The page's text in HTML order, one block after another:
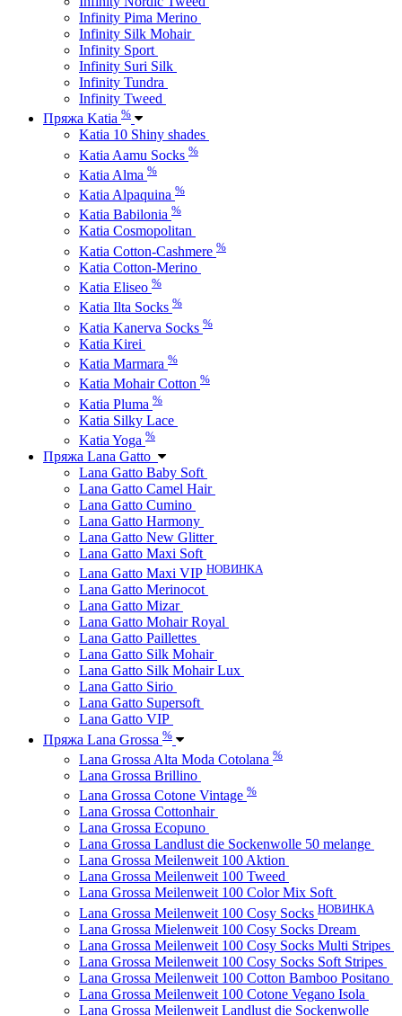
Infinity Pima Merino
Infinity Silk Mohair
Infinity Sport
Infinity Suri Silk
Infinity Tundra
Infinity Tweed
Пряжа Katia %
Katia 10 Shiny shades
Katia Aamu Socks %
Katia Alma %
Katia Alpaquina %
Katia Babilonia %
Katia Cosmopolitan
Katia Cotton-Cashmere %
Katia Cotton-Merino
Katia Eliseo %
Katia Ilta Socks %
Katia Kanerva Socks %
Katia Kirei
Katia Marmara %
Katia Mohair Cotton %
Katia Pluma %
Katia Silky Lace
Katia Yoga %
Пряжа Lana Gatto
Lana Gatto Baby Soft
Lana Gatto Camel Hair
Lana Gatto Cumino
Lana Gatto Harmony
Lana Gatto New Glitter
Lana Gatto Maxi Soft
Lana Gatto Maxi VIP НОВИНКА
Lana Gatto Merinocot
Lana Gatto Mizar
Lana Gatto Mohair Royal
Lana Gatto Paillettes
Lana Gatto Silk Mohair
Lana Gatto Silk Mohair Lux
Lana Gatto Sirio
Lana Gatto Supersoft
Lana Gatto VIP
Пряжа Lana Grossa %
Lana Grossa Alta Moda Cotolana %
Lana Grossa Brillino
Lana Grossa Cotone Vintage %
Lana Grossa Cottonhair
Lana Grossa Ecopuno
Lana Grossa Landlust die Sockenwolle 50 melange
Lana Grossa Meilenweit 100 Aktion
Lana Grossa Meilenweit 100 Tweed
Lana Grossa Meilenweit 100 Color Mix Soft
Lana Grossa Meilenweit 100 Cosy Socks НОВИНКА
Lana Grossa Mielenweit 100 Cosy Socks Dream
Lana Grossa Meilenweit 100 Cosy Socks Multi Stripes
Lana Grossa Meilenweit 100 Cosy Socks Soft Stripes
Lana Grossa Meilenweit 100 Cotton Bamboo Positano
Lana Grossa Meilenweit 100 Cotone Vegano Isola
Lana Grossa Meilenweit Landlust die Sockenwolle